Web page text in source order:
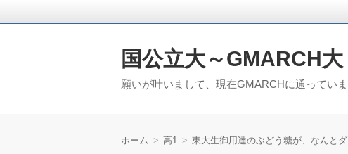
国公立大～GMARCH
願いが叶いまして、現在GMARCHに通ってい
ホーム 高1 東大生御用達のぶどう糖が、なんとダ